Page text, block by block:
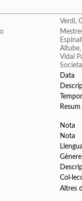
Verdi,
Vidal
Data
Resum
Nota
Nota
Gènere
Altres